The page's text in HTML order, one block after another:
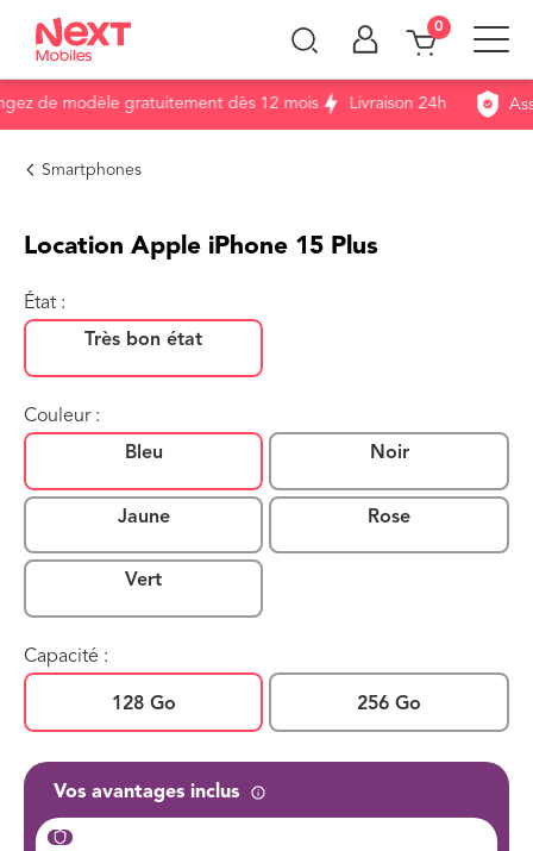
0
de modèle gratuitement dès 12 mois Livraison 24h
Smartphones
Location Apple iPhone 15 Plus
État :
Très bon état
Couleur :
Bleu
Noir
Jaune Rose
Vert
Capacité :
128 Go 256 Go
Vos avantages inclus